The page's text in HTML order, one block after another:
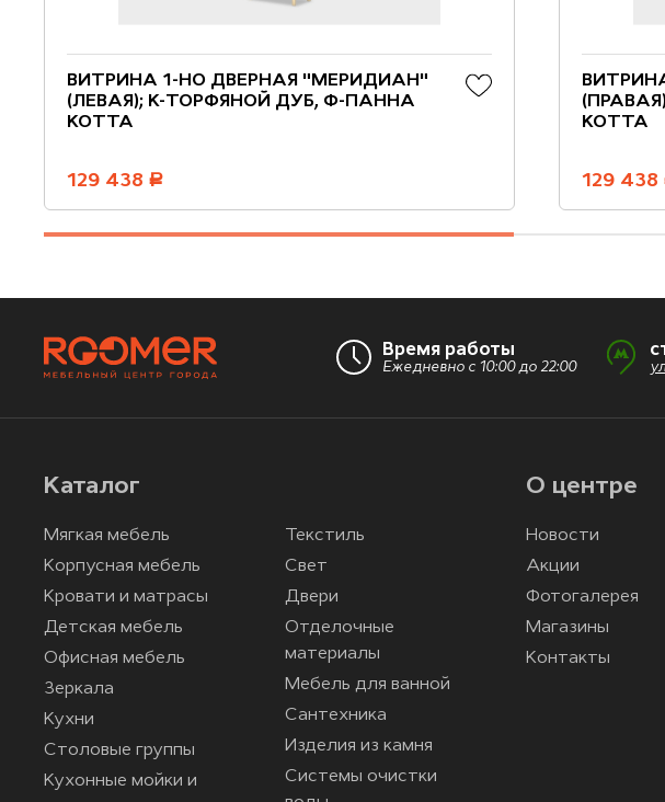
ВИТРИНА 1-НО ДВЕРНАЯ "МЕРИДИАН"
(ЛЕВАЯ); К-ТОРФЯНОЙ ДУБ, Ф-ПАННА
КОТТА
129 438 руб.
КОТТА
129 438
Время работы
Ежедневно с 10:00 до 22:00
Каталог
Мягкая мебель
Корпусная мебель
Кровати и матрасы
Детская мебель
Офисная мебель
Зеркала
Кухни
Столовые группы
Кухонные мойки и
Текстиль
Свет
Двери
Отделочные
материалы
Мебель для ванной
Сантехника
Изделия из камня
Системы очистки
О центре
Новости
Акции
Фотогалерея
Магазины
Контакты